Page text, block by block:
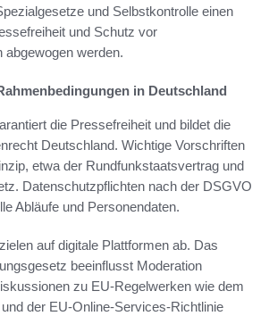
und Selbstkontrolle einen
und Schutz vor
abgewogen werden.
in Deutschland
die Pressefreiheit und bildet die
Deutschland. Wichtige Vorschriften
etwa der Rundfunkstaatsvertrag und
Datenschutzpflichten nach der DSGVO
Abläufe und Personendaten.
auf digitale Plattformen ab. Das
beeinflusst Moderation
zu EU-Regelwerken wie dem
der EU-Online-Services-Richtlinie